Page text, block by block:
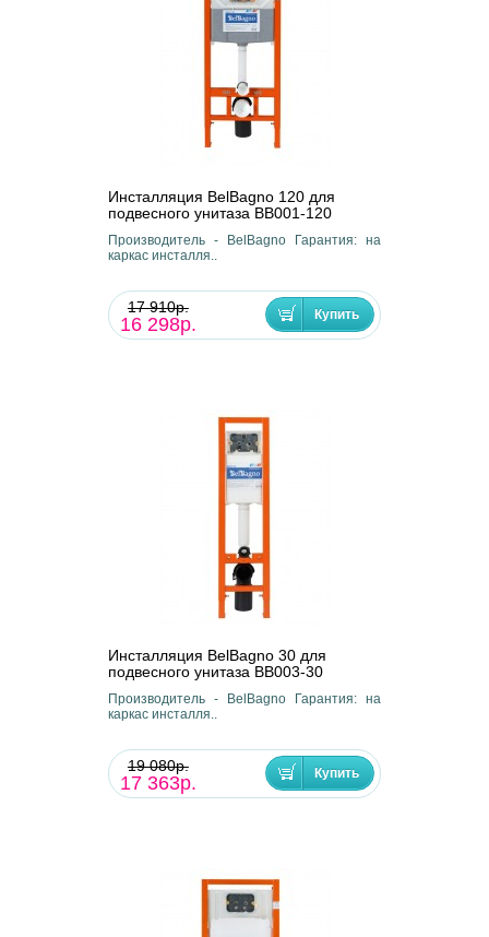
Инсталляция BelBagno 120 для
подвесного унитаза BB001-120
Производитель - BelBagno Гарантия: на
каркас инсталля..
17 910р.
16 298р.
Инсталляция BelBagno 30 для
подвесного унитаза BB003-30
Производитель - BelBagno Гарантия: на
каркас инсталля..
19 080р.
17 363р.